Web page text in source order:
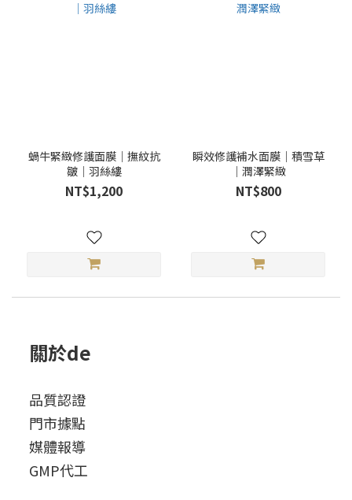
蝸牛緊緻修護面膜｜撫紋抗
皺｜羽絲縷
NT$1,200
瞬效修護補水面膜｜積雪草
｜潤澤緊緻
NT$800
關於de
品質認證
門市據點
媒體報導
GMP代工